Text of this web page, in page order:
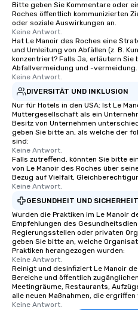
Bitte geben Sie Kommentare oder
Roches öffentlich kommunizierten
oder soziale Auswirkungen an.
Keine Antwort.
Hat Le Manoir des Roches eine
und Umleitung von Abfällen (z. B.
konzentriert? Falls Ja, erläutern Sie
Abfallvermeidung und -vermeidung.
Keine Antwort.
DIVERSITÄT UND INKLUSION
Nur für Hotels in den USA: Ist Le
Muttergesellschaft als ein
Besitz von Unternehmen
geben Sie bitte an, als welche der
sind:
Keine Antwort.
Falls zutreffend, könnten Sie bitte
von Le Manoir des Roches über
Bezug auf Vielfalt,
Keine Antwort.
GESUNDHEIT UND SICHERHEIT
Wurden die Praktiken im Le Manoir
Empfehlungen des
Regierungsstellen oder privaten
geben Sie bitte an, welche
Praktiken herangezogen wurden:
Keine Antwort.
Reinigt und desinfiziert Le Manoir
Bereiche und öffentlich
Meetingräume, Restaurants,
alle neuen Maßnahmen, die ergriffen
Keine Antwort.